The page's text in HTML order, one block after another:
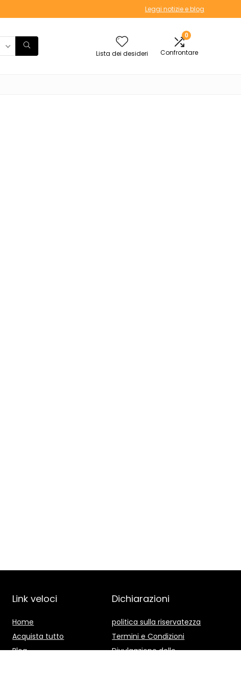
Leggi notizie e blog
Lista dei desideri
0
Confrontare
Link veloci
Home
Acquista tutto
Blog
Dichiarazioni
politica sulla riservatezza
Termini e Condizioni
Divulgazione delle